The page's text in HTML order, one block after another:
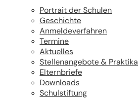
Portrait der Schulen
Geschichte
Anmeldeverfahren
Termine
Aktuelles
Stellenangebote & Praktika
Elternbriefe
Downloads
Schulstiftung